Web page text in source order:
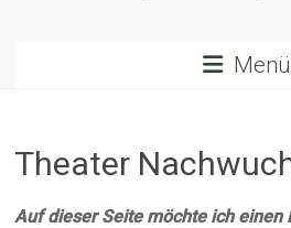
Menü
Theater
Auf dieser Seite möchte ich